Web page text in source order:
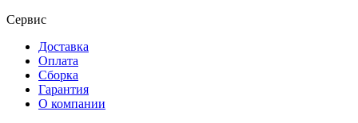
Сервис
Доставка
Оплата
Сборка
Гарантия
О компании